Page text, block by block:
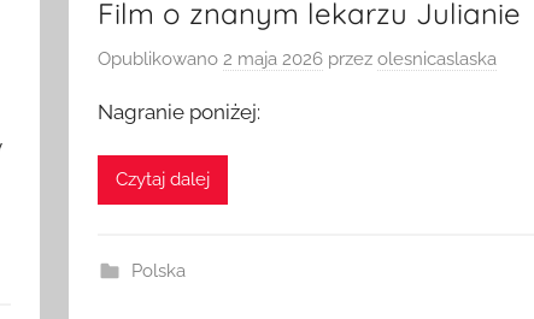
Film o znanym lekarzu Julianie
Opublikowano2 maja 2026 przezolesnicaslaska
Nagranie poniżej:
Czytaj dalej